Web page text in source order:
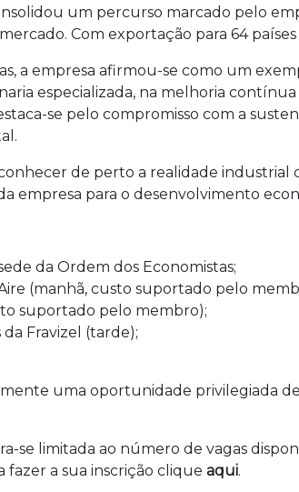
um percurso marcado pelo
Com exportação para 64
a empresa afirmou-se como um
especializada, na melhoria
se pelo compromisso com a
de perto a realidade industrial
empresa para o desenvolvimento
da Ordem dos Economistas;
Aire (manhã, custo suportado pelo
suportado pelo membro);
da Fravizel (tarde);
uma oportunidade privilegiada
se limitada ao número de vagas
a sua inscrição clique aqui.